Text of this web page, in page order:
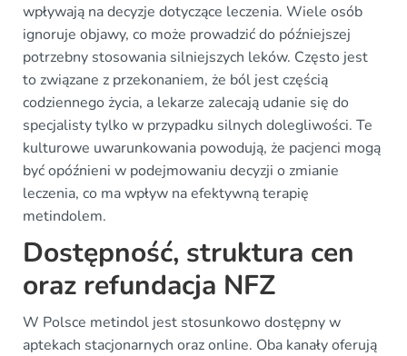
wpływają na decyzje dotyczące leczenia. Wiele osób
ignoruje objawy, co może prowadzić do późniejszej
potrzebny stosowania silniejszych leków. Często jest
to związane z przekonaniem, że ból jest częścią
codziennego życia, a lekarze zalecają udanie się do
specjalisty tylko w przypadku silnych dolegliwości. Te
kulturowe uwarunkowania powodują, że pacjenci mogą
być opóźnieni w podejmowaniu decyzji o zmianie
leczenia, co ma wpływ na efektywną terapię
metindolem.
Dostępność, struktura cen
oraz refundacja NFZ
W Polsce metindol jest stosunkowo dostępny w
aptekach stacjonarnych oraz online. Oba kanały oferują